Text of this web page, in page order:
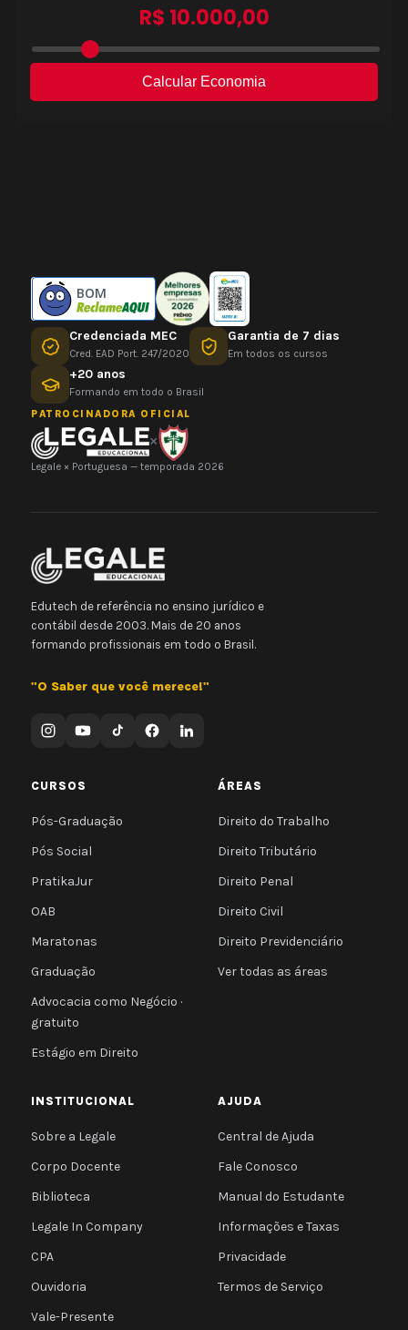
BOM
Credenciada MEC
Cred. EAD Port. 247/2020
Garantia de 7 dias
Em todos os cursos
+20 anos
Formando em todo o Brasil
PATROCINADORA OFICIAL
×
Legale × Portuguesa — temporada 2026
Edutech de referência no ensino jurídico e
contábil desde 2003. Mais de 20 anos
formando profissionais em todo o Brasil.
"O Saber que você merece!"
CURSOS
Pós-Graduação
Pós Social
PratikaJur
OAB
Maratonas
Graduação
Advocacia como Negócio ·
gratuito
Estágio em Direito
ÁREAS
Direito do Trabalho
Direito Tributário
Direito Penal
Direito Civil
Direito Previdenciário
Ver todas as áreas
INSTITUCIONAL
Sobre a Legale
Corpo Docente
Biblioteca
Legale In Company
CPA
Ouvidoria
Vale-Presente
AJUDA
Central de Ajuda
Fale Conosco
Manual do Estudante
Informações e Taxas
Privacidade
Termos de Serviço